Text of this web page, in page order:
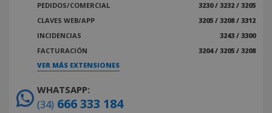
PEDIDOS/COMERCIAL
3230 / 3232 / 3205
CLAVES WEB/APP
3205 / 3208 / 3312
INCIDENCIAS
3243 / 3300
FACTURACIÓN
3204 / 3205 / 3208
VER MÁS EXTENSIONES
WHATSAPP:
(34) 666 333 184